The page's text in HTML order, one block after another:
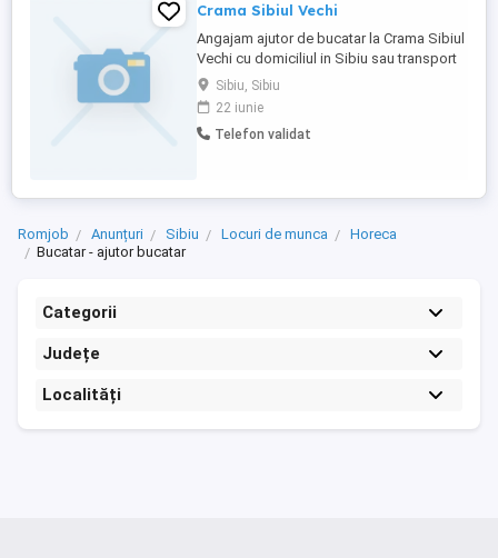
Crama Sibiul Vechi
Angajam ajutor de bucatar la Crama Sibiul
Vechi cu domiciliul in Sibiu sau transport
propriu.Experienta in domeniu constituie
un avantaj. Detalii la tel:
Sibiu, Sibiu
22 iunie
Telefon validat
Romjob Anunțuri Sibiu Locuri de munca
Horeca
Bucatar - ajutor bucatar
Categorii
Județe
Localități